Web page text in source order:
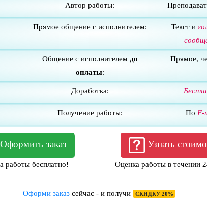
Автор работы:
Прямое общение с исполнителем: Текст и
Общение с исполнителем до
оплаты:
Прямое,
Доработка:
Получение работы: По E-
Оформить заказ
работы бесплатно!
Узнать
Оценка работы в течении
Оформи заказ сейчас - и получи СКИДКУ 20%